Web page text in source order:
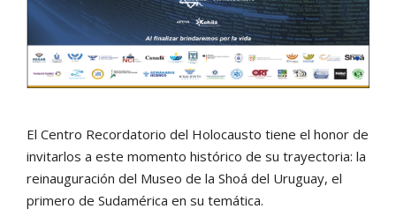
El Centro Recordatorio del Holocausto tiene el honor de
invitarlos a este momento histórico de su trayectoria: la
reinauguración del Museo de la Shoá del Uruguay, el
primero de Sudamérica en su temática.